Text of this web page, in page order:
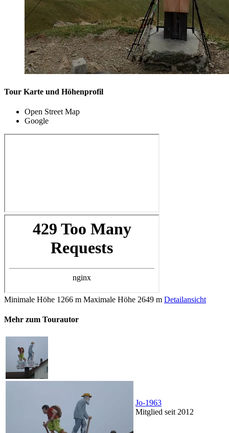
Tour Karte und Höhenprofil
Open Street Map
Google
Minimale Höhe 1266 m Maximale Höhe 2649 m Detailansicht
Mehr zum Tourautor
Jo-1963
Mitglied seit 2012